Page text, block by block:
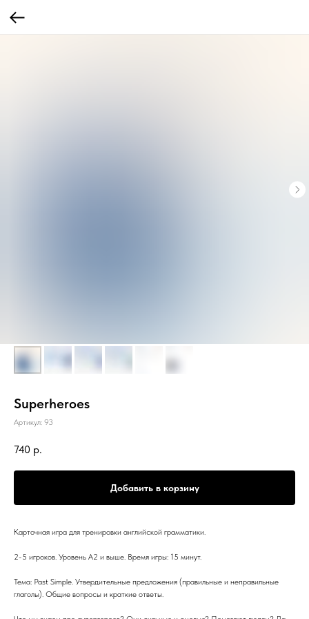
Superheroes
Артикул: 93
740 р.
Добавить в корзину
Карточная игра для тренировки английской грамматики.
2-5 игроков. Уровень А2 и выше. Время игры: 15 минут.
Тема: Past Simple. Утвердительные предложения (правильные и неправильные
глаголы). Общие вопросы и краткие ответы.